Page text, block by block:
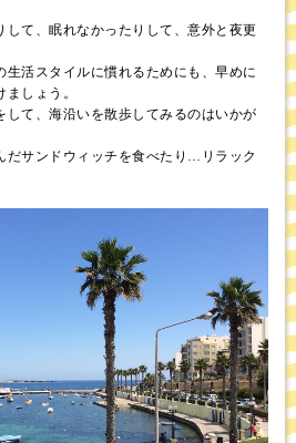
して、眠れなかったりして、意外と夜更
生活スタイルに慣れるためにも、早めに
しょう。
して、海沿いを散歩してみるのはいかが
だサンドウィッチを食べたり…リラック